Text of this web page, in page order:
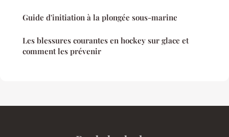
Guide d'initiation à la plongée sous-marine
Les blessures courantes en hockey sur glace et
comment les prévenir